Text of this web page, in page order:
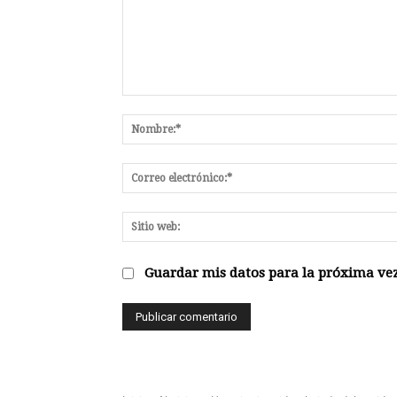
Guardar mis datos para la próxima